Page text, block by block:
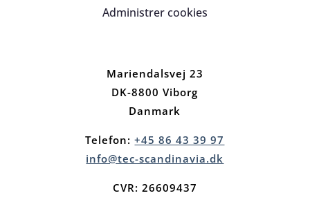
Administrer cookies
Mariendalsvej 23
DK-8800 Viborg
Danmark
Telefon:+45 86 43 39 97
info@tec-scandinavia.dk
CVR: 26609437